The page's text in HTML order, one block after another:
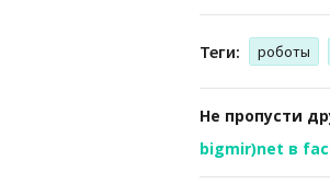
Теги: роботы
Не пропусти
bigmir)net в